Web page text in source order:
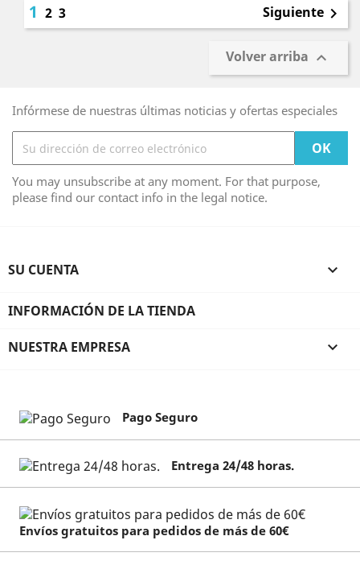
1 2 3 Siguiente 
Volver arriba 
Infórmese de nuestras últimas noticias y ofertas especiales
You may unsubscribe at any moment. For that purpose,
please find our contact info in the legal notice.
SU CUENTA 
INFORMACIÓN DE LA TIENDA
NUESTRA EMPRESA 
Pago Seguro
Entrega 24/48 horas.
Envíos gratuitos para pedidos de más de 60€